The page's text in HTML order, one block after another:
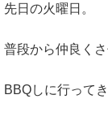
先日の火曜日。
普段から仲良く
BBQしに行って